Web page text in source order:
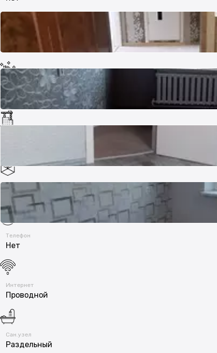
Панельный
Состояние
Хорошее
Потолки
2.7 м
Телефон
Нет
Интернет
Проводной
Сан.узел
Раздельный